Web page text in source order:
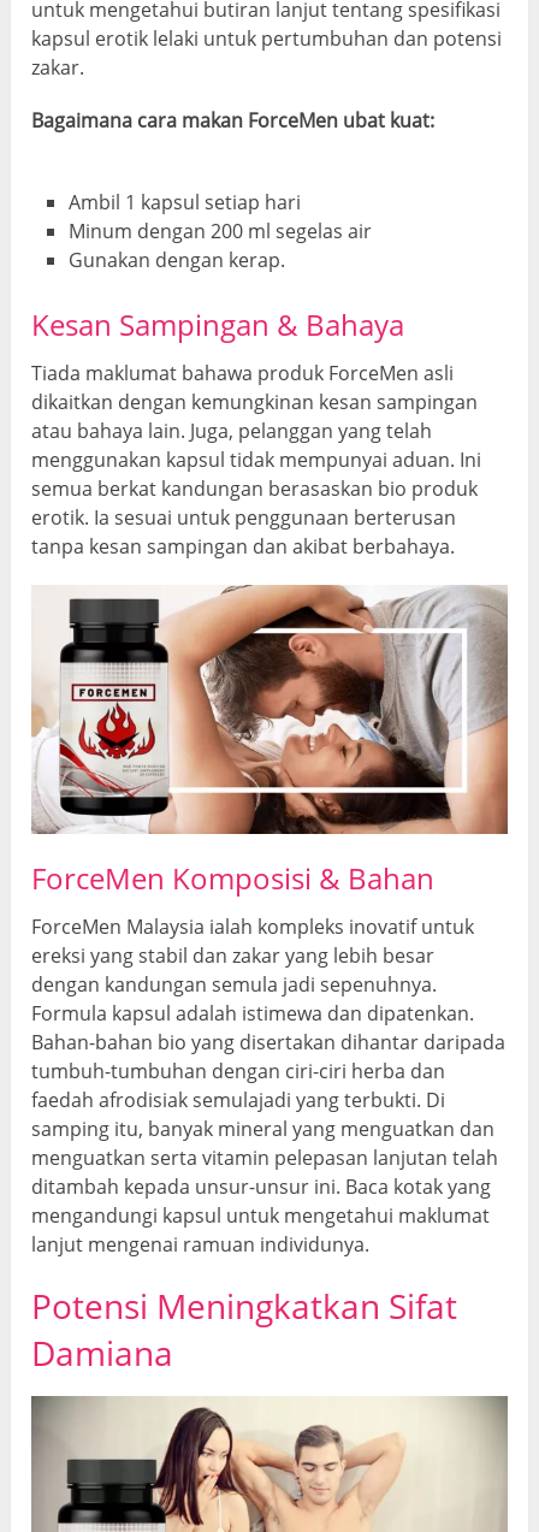
untuk mengetahui butiran lanjut tentang spesifikasi
kapsul erotik lelaki untuk pertumbuhan dan potensi
zakar.
Bagaimana cara makan ForceMen ubat kuat:
Ambil 1 kapsul setiap hari
Minum dengan 200 ml segelas air
Gunakan dengan kerap.
Kesan Sampingan & Bahaya
Tiada maklumat bahawa produk ForceMen asli
dikaitkan dengan kemungkinan kesan sampingan
atau bahaya lain. Juga, pelanggan yang telah
menggunakan kapsul tidak mempunyai aduan. Ini
semua berkat kandungan berasaskan bio produk
erotik. Ia sesuai untuk penggunaan berterusan
tanpa kesan sampingan dan akibat berbahaya.
ForceMen Komposisi & Bahan
ForceMen Malaysia ialah kompleks inovatif untuk
ereksi yang stabil dan zakar yang lebih besar
dengan kandungan semula jadi sepenuhnya.
Formula kapsul adalah istimewa dan dipatenkan.
Bahan-bahan bio yang disertakan dihantar daripada
tumbuh-tumbuhan dengan ciri-ciri herba dan
faedah afrodisiak semulajadi yang terbukti. Di
samping itu, banyak mineral yang menguatkan dan
menguatkan serta vitamin pelepasan lanjutan telah
ditambah kepada unsur-unsur ini. Baca kotak yang
mengandungi kapsul untuk mengetahui maklumat
lanjut mengenai ramuan individunya.
Potensi Meningkatkan Sifat
Damiana